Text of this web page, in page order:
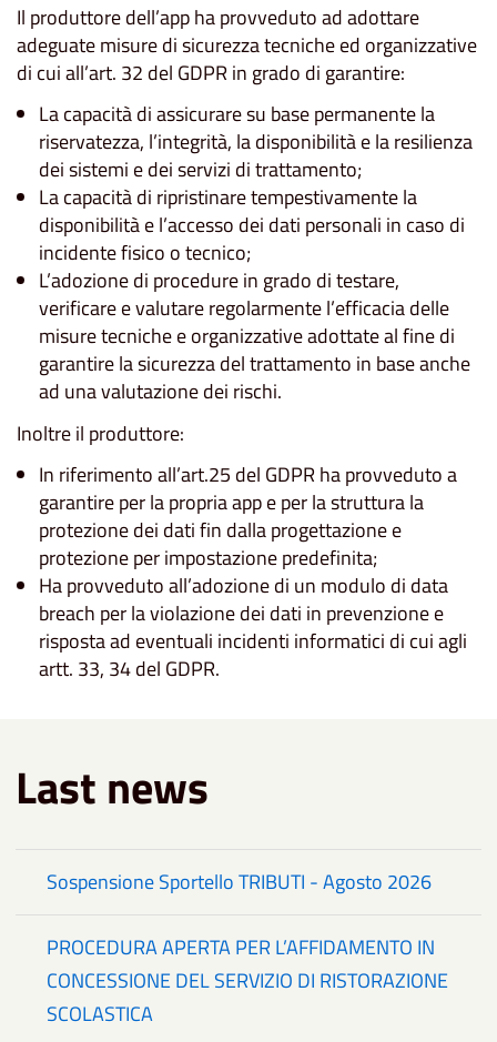
Il produttore dell’app ha provveduto ad adottare
adeguate misure di sicurezza tecniche ed organizzative
di cui all’art. 32 del GDPR in grado di garantire:
La capacità di assicurare su base permanente la
riservatezza, l’integrità, la disponibilità e la resilienza
dei sistemi e dei servizi di trattamento;
La capacità di ripristinare tempestivamente la
disponibilità e l’accesso dei dati personali in caso di
incidente fisico o tecnico;
L’adozione di procedure in grado di testare,
verificare e valutare regolarmente l’efficacia delle
misure tecniche e organizzative adottate al fine di
garantire la sicurezza del trattamento in base anche
ad una valutazione dei rischi.
Inoltre il produttore:
In riferimento all’art.25 del GDPR ha provveduto a
garantire per la propria app e per la struttura la
protezione dei dati fin dalla progettazione e
protezione per impostazione predefinita;
Ha provveduto all’adozione di un modulo di data
breach per la violazione dei dati in prevenzione e
risposta ad eventuali incidenti informatici di cui agli
artt. 33, 34 del GDPR.
Last news
Sospensione Sportello TRIBUTI - Agosto 2026
PROCEDURA APERTA PER L’AFFIDAMENTO IN
CONCESSIONE DEL SERVIZIO DI RISTORAZIONE
SCOLASTICA